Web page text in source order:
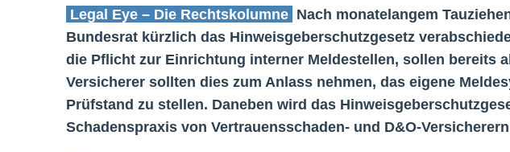
Legal Eye – Die Rechtskolumne Nach monatelangem
Bundesrat kürzlich das Hinweisgeberschutzgesetz
die Pflicht zur Einrichtung interner Meldestellen, sollen bereits
Versicherer sollten dies zum Anlass nehmen, das eigene
Prüfstand zu stellen. Daneben wird das
Schadenspraxis von Vertrauensschaden- und D&O-